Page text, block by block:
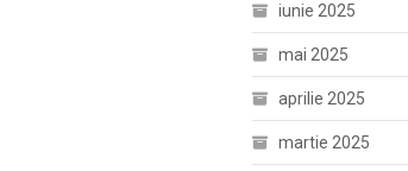
iunie 2025
mai 2025
aprilie 2025
martie 2025